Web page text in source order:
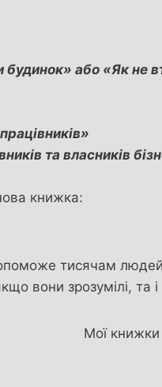
будинок» або «Як не
та власників
книжка:
тисячам людей
вони зрозумілі, та
Мої книжки